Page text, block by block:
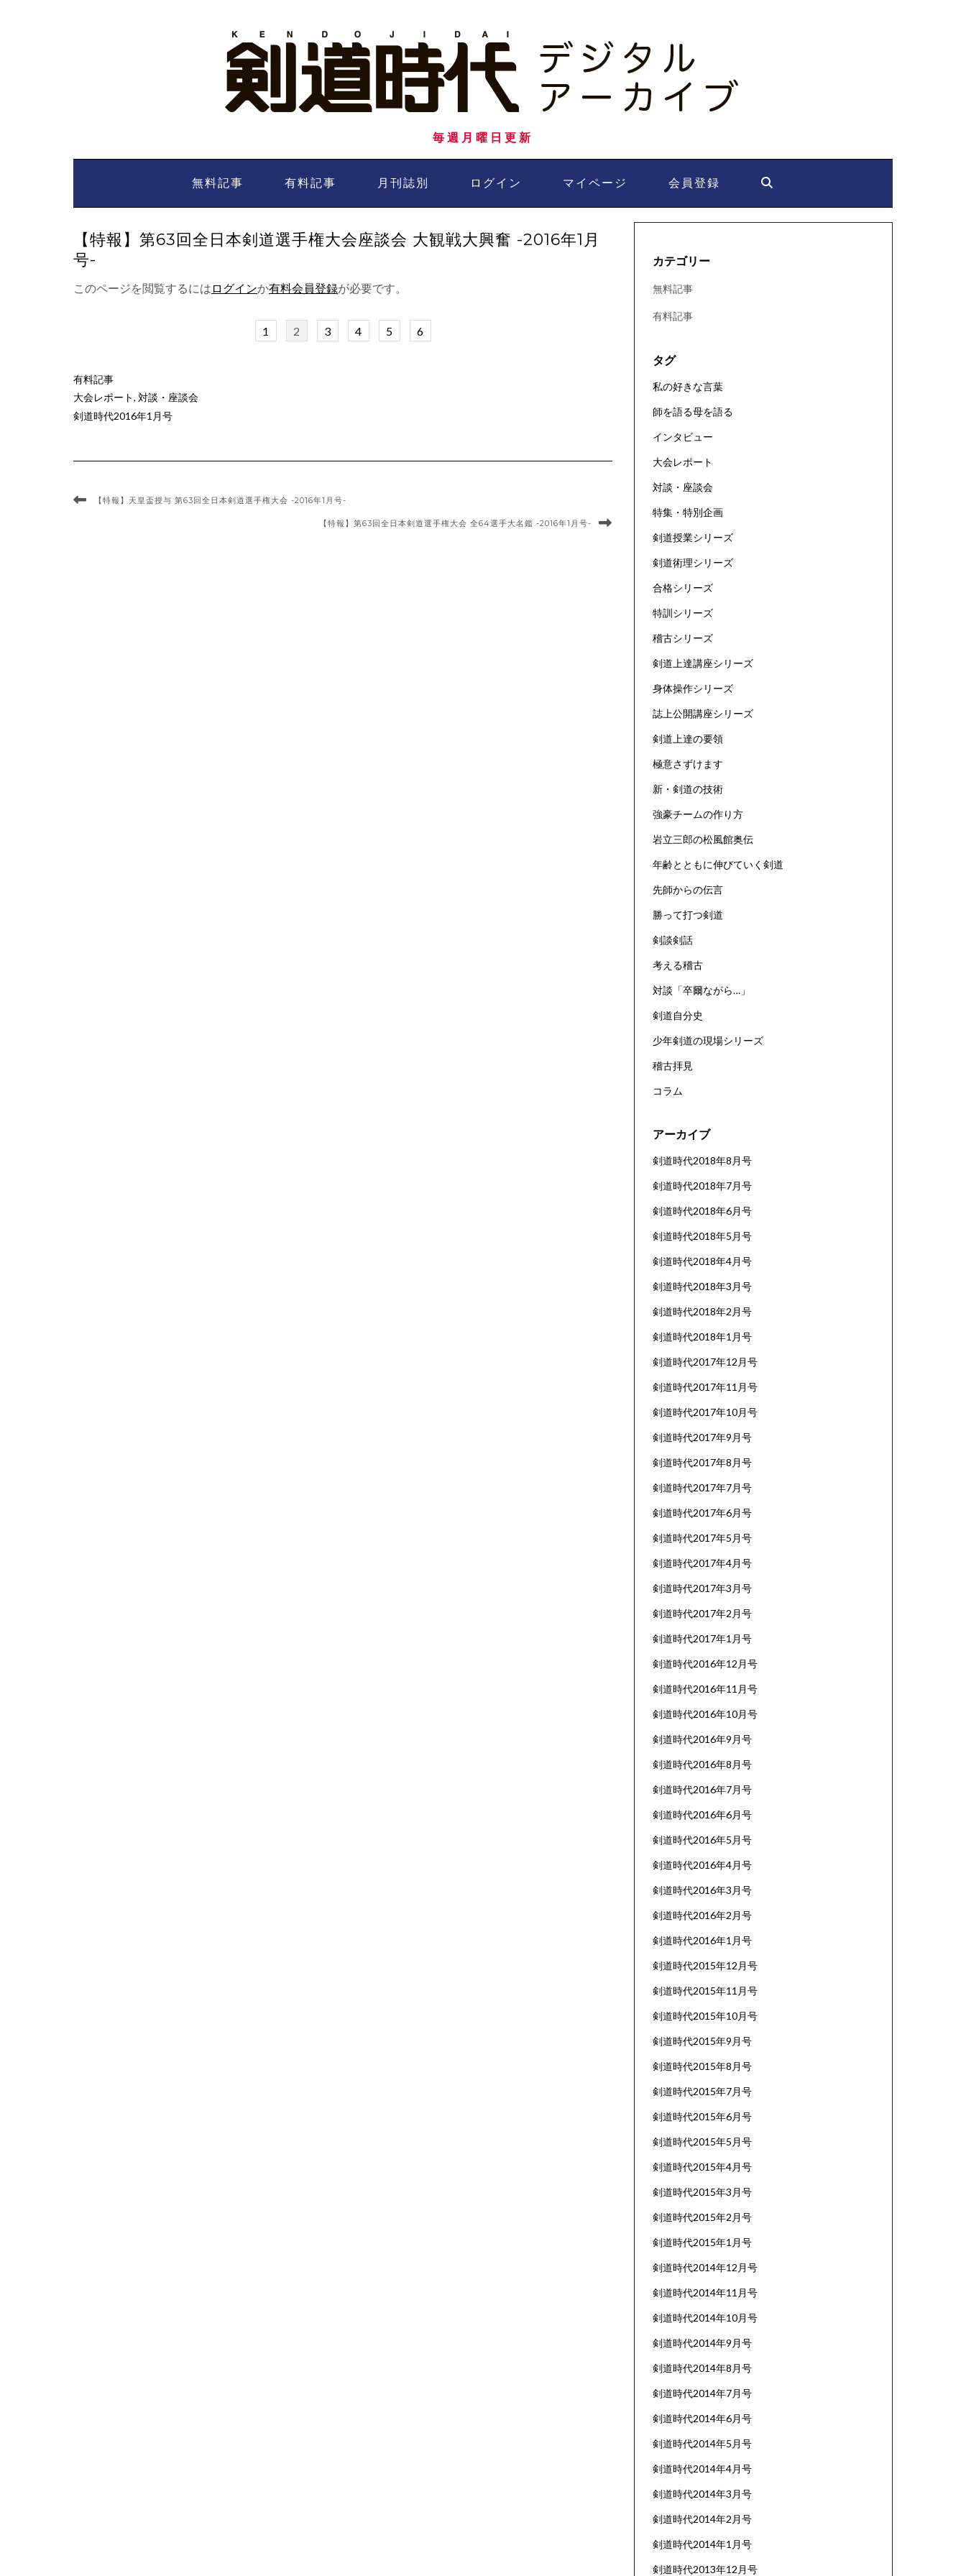
毎週月曜日更新
無料記事 有料記事 月刊誌別 ログイン マイページ 会員登録
【特報】第63回全日本剣道選手権大会座談会 大観戦大興奮 -2016年1月
号-
このページを閲覧するには ログインか有料会員登録が必要です。
1 2 3 4 5 6
有料記事
大会レポート, 対談・座談会
剣道時代2016年1月号
【特報】天皇盃授与 第63回全日本剣道選手権大会 -2016年1月号-
【特報】第63回全日本剣道選手権大会 全64選手大名鑑 -2016年1月号-
カテゴリー
無料記事
有料記事
タグ
私の好きな言葉
師を語る母を語る
インタビュー
大会レポート
対談・座談会
特集・特別企画
剣道授業シリーズ
剣道術理シリーズ
合格シリーズ
特訓シリーズ
稽古シリーズ
剣道上達講座シリーズ
身体操作シリーズ
誌上公開講座シリーズ
剣道上達の要領
極意さずけます
新・剣道の技術
強豪チームの作り方
岩立三郎の松風館奥伝
年齢とともに伸びていく剣道
先師からの伝言
勝って打つ剣道
剣談剣話
考える稽古
対談「卒爾ながら…」
剣道自分史
少年剣道の現場シリーズ
稽古拝見
コラム
アーカイブ
剣道時代2018年8月号
剣道時代2018年7月号
剣道時代2018年6月号
剣道時代2018年5月号
剣道時代2018年4月号
剣道時代2018年3月号
剣道時代2018年2月号
剣道時代2018年1月号
剣道時代2017年12月号
剣道時代2017年11月号
剣道時代2017年10月号
剣道時代2017年9月号
剣道時代2017年8月号
剣道時代2017年7月号
剣道時代2017年6月号
剣道時代2017年5月号
剣道時代2017年4月号
剣道時代2017年3月号
剣道時代2017年2月号
剣道時代2017年1月号
剣道時代2016年12月号
剣道時代2016年11月号
剣道時代2016年10月号
剣道時代2016年9月号
剣道時代2016年8月号
剣道時代2016年7月号
剣道時代2016年6月号
剣道時代2016年5月号
剣道時代2016年4月号
剣道時代2016年3月号
剣道時代2016年2月号
剣道時代2016年1月号
剣道時代2015年12月号
剣道時代2015年11月号
剣道時代2015年10月号
剣道時代2015年9月号
剣道時代2015年8月号
剣道時代2015年7月号
剣道時代2015年6月号
剣道時代2015年5月号
剣道時代2015年4月号
剣道時代2015年3月号
剣道時代2015年2月号
剣道時代2015年1月号
剣道時代2014年12月号
剣道時代2014年11月号
剣道時代2014年10月号
剣道時代2014年9月号
剣道時代2014年8月号
剣道時代2014年7月号
剣道時代2014年6月号
剣道時代2014年5月号
剣道時代2014年4月号
剣道時代2014年3月号
剣道時代2014年2月号
剣道時代2014年1月号
剣道時代2013年12月号